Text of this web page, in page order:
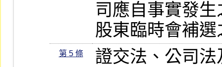
司應自事實發
股東臨時會補選
第 5 條
證交法、公司